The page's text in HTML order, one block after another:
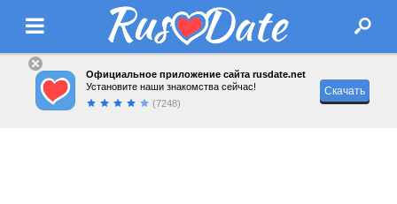
Официальное приложение сайта rusdate.net
Установите наши знакомства сейчас!
(7248)
Скачать